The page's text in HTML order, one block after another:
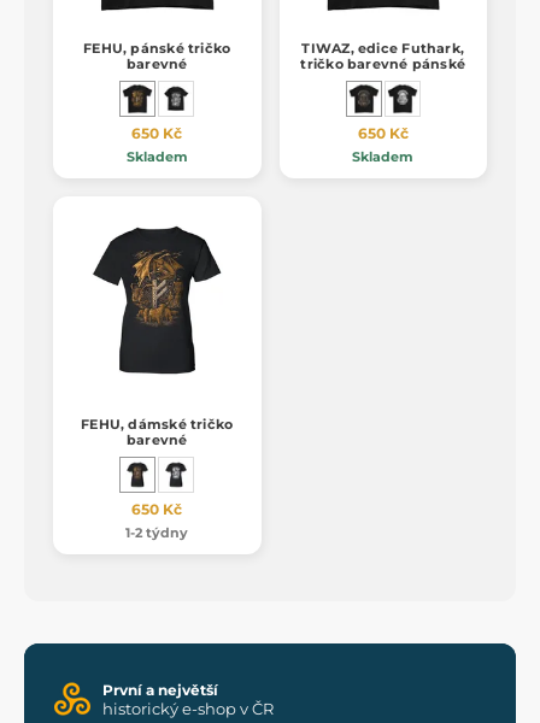
FEHU, pánské tričko
barevné
650 Kč
Skladem
TIWAZ, edice Futhark,
tričko barevné pánské
650 Kč
Skladem
FEHU, dámské tričko
barevné
650 Kč
1-2 týdny
První a největší
historický e-shop v ČR